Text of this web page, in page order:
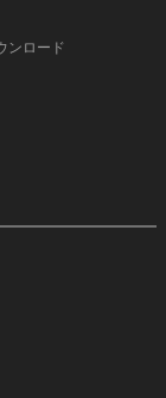
ンロード